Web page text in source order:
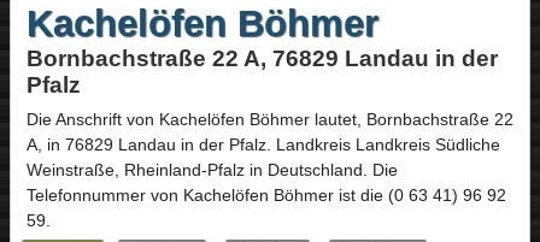
Kachelöfen Böhmer
Bornbachstraße 22 A, 76829 Landau in der
Pfalz
Die Anschrift von Kachelöfen Böhmerlautet, Bornbachstraße 22
A, in 76829 Landau in der Pfalz. Landkreis Landkreis Südliche
Weinstraße, Rheinland-Pfalzin Deutschland. Die
Telefonnummer von Kachelöfen Böhmer ist die (0 63 41) 96 92
59.